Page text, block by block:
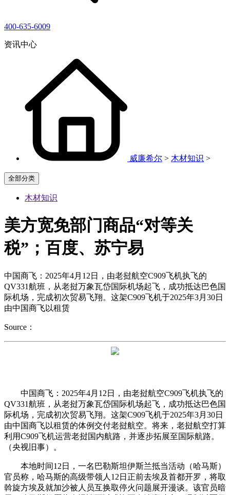
400-635-6009
资讯中心
威廉希尔 > 木材知识 >
全部分类
木材知识
美方宽免部门商品“对等关
税”；百度、苏宁易
中国商飞：2025年4月12日，由老挝航空C909飞机执飞的
QV331航班，从老挝万象瓦岱国际机场起飞，成功抵达巴色国
际机场，完成初次贸易飞翔。这架C909飞机于2025年3月30日
由中国商飞以租赁
Source：
中国商飞：2025年4月12日，由老挝航空C909飞机执飞的
QV331航班，从老挝万象瓦岱国际机场起飞，成功抵达巴色国
际机场，完成初次贸易飞翔。这架C909飞机于2025年3月30日
由中国商飞以租赁的体例交付老挝航空。将来，老挝航空打算
利用C909飞机运营老挝国内航路，并逐步拓展至国际航路。
（央视旧事）。
本地时间12日，一名巴勒斯坦伊斯兰抵当活动（哈马斯）
官员称，哈马斯的高级带领人12日正前去埃及首都开罗，将取
斡旋方埃及就加沙被人员互换取停火问题展开漫谈。该官员暗